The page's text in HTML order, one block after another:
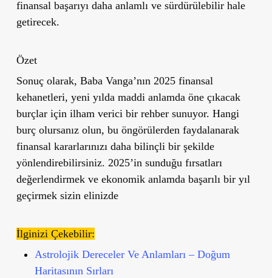
finansal başarıyı daha anlamlı ve sürdürülebilir hale
getirecek.
Özet
Sonuç olarak, Baba Vanga’nın 2025 finansal
kehanetleri, yeni yılda maddi anlamda öne çıkacak
burçlar için ilham verici bir rehber sunuyor. Hangi
burç olursanız olun, bu öngörülerden faydalanarak
finansal kararlarınızı daha bilinçli bir şekilde
yönlendirebilirsiniz. 2025’in sunduğu fırsatları
değerlendirmek ve ekonomik anlamda başarılı bir yıl
geçirmek sizin elinizde
İlginizi Çekebilir:
Astrolojik Dereceler Ve Anlamları – Doğum
Haritasının Sırları